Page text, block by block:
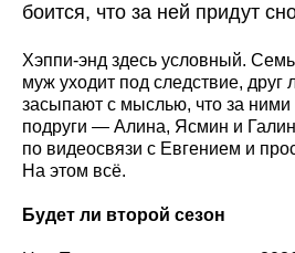
боится, что за ней придут
Хэппи-энд здесь условный.
муж уходит под следствие, друг
засыпают с мыслью, что за ними
подруги — Алина, Ясмин и
по видеосвязи с Евгением и
На этом всё.
Будет ли второй сезон